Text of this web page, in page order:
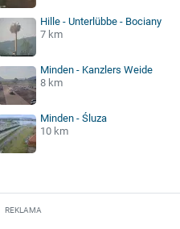
Hille - Unterlübbe - Bociany
7 km
Minden - Kanzlers Weide
8 km
Minden - Śluza
10 km
REKLAMA